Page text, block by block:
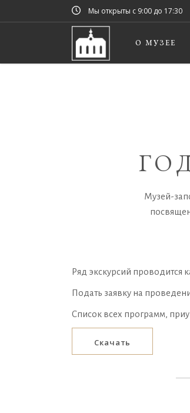
Мы открыты с 9:00 до 17:30
О МУЗЕЕ
Музей-
Ряд экскурсий проводится
Подать заявку на
Список всех программ,
Скачать